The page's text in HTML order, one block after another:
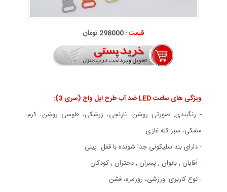
قیمت :298000 تومان
ویژگی های ساعت LED ضد آب طرح اپل واچ (سری 3):
- رنگبندی: صورتی روشن، نارنجی، زرشکی، طوسی روشن، کرم،
مشکی، سبز کله غازی
- دارای بند سلیکونی جدا شونده با قفل پینی
- آقایان , بانوان , پسران , دختران , کودکان
- نوع کاربری: ورزشی، روزمره، فشن